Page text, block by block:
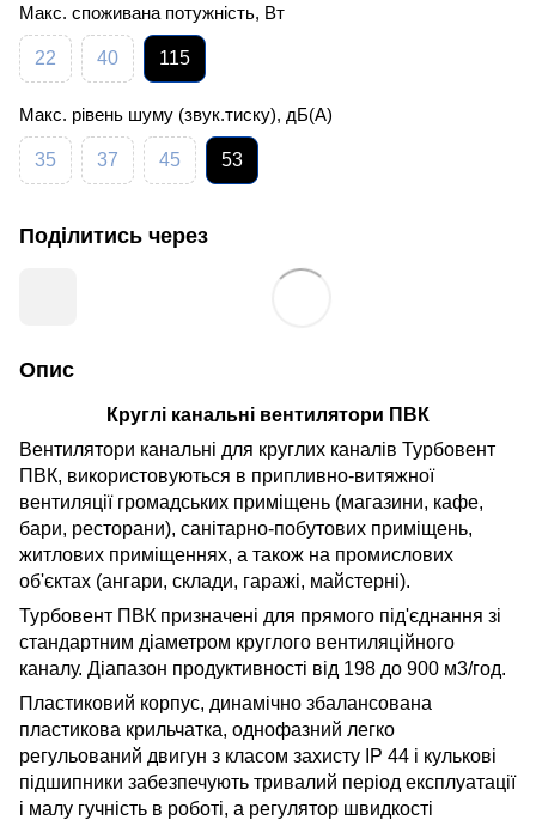
Макс. споживана потужність, Вт
22 40 115
Макс. рівень шуму (звук.тиску), дБ(А)
35 37 45 53
Поділитись через
Опис
Круглі канальні вентилятори ПВК
Вентилятори канальні для круглих каналів Турбовент
ПВК, використовуються в припливно-витяжної
вентиляції громадських приміщень (магазини, кафе,
бари, ресторани), санітарно-побутових приміщень,
житлових приміщеннях, а також на промислових
об'єктах (ангари, склади, гаражі, майстерні).
Турбовент ПВК призначені для прямого під'єднання зі
стандартним діаметром круглого вентиляційного
каналу. Діапазон продуктивності від 198 до 900 м3/год.
Пластиковий корпус, динамічно збалансована
пластикова крильчатка, однофазний легко
регульований двигун з класом захисту IP 44 і кулькові
підшипники забезпечують тривалий період експлуатації
і малу гучність в роботі, а регулятор швидкості